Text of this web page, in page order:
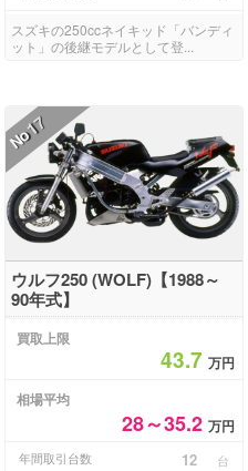
スズキの250ccネイキッド「バンディ
ット」の後継モデルとして登...
No
17
ウルフ250 (WOLF)【1988～
90年式】
買取上限
43.7万円
相場平均
28～35.2万円
年間取引台数 12 台